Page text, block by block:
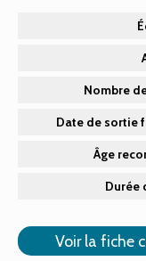
Nombre
Date de sortie
Âge
Durée
Voir la fiche